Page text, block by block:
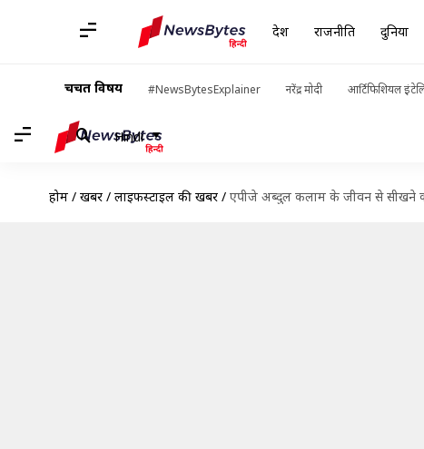
देश राजनीति दुनिया
चर्चित विषय #NewsBytesExplainer नरेंद्र मोदी आर्टिफिशियल
Hindi
होम / खबरें / लाइफस्टाइल की खबरें / एपीजे अब्दुल कलाम के जीवन से